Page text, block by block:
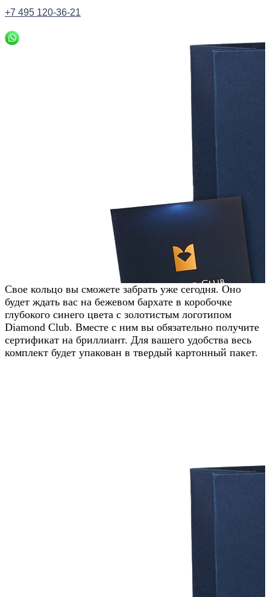
+7 495 120-36-21
Свое кольцо вы сможете забрать уже сегодня. Оно
будет ждать вас на бежевом бархате в коробочке
глубокого синего цвета с золотистым логотипом
Diamond Club. Вместе с ним вы обязательно получите
сертификат на бриллиант. Для вашего удобства весь
комплект будет упакован в твердый картонный пакет.